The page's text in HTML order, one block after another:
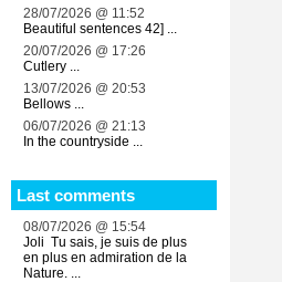
28/07/2026 @ 11:52
Beautiful sentences 42] ...
20/07/2026 @ 17:26
Cutlery ...
13/07/2026 @ 20:53
Bellows ...
06/07/2026 @ 21:13
In the countryside ...
Last comments
08/07/2026 @ 15:54
Joli Tu sais, je suis de plus
en plus en admiration de la
Nature. ...